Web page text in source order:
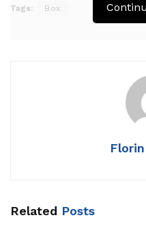
Tags: Box
Related Posts